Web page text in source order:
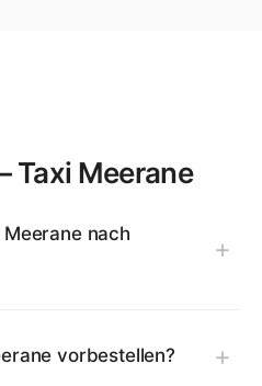
Taxi Meerane
nach
vorbestellen?